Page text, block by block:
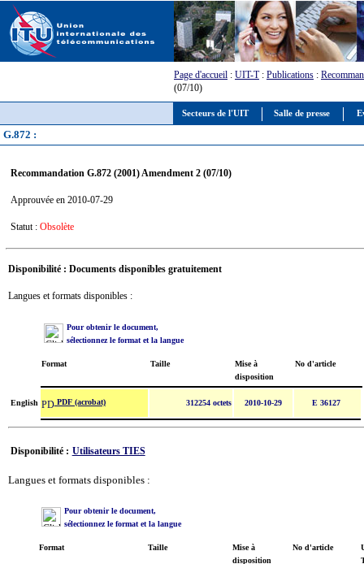
Secteurs de l'UIT Salle de presse
Page d'accueil : UIT-T: Publications :
(07/10)
G.872 :
Recommandation G.872 (2001) Amendment 2 (07/10)
Approuvée en 2010-07-29
Statut : Obsolète
Disponibilité : Documents disponibles gratuitement
Langues et formats disponibles :
Pour obtenir le document,
sélectionnez le format et la langue
Format Taille
Mise à
disposition
No d'article
English PDF (acrobat) 312254 octets 2010-10-29 E 36127
Disponibilité : Utilisateurs TIES
Langues et formats disponibles :
Pour obtenir le document,
sélectionnez le format et la langue
Format Taille
Mise à
disposition
No d'article